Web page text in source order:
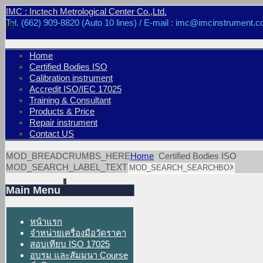
IMC : Inctech Metrological Center Co.,Ltd.
Tel. (662) 909-8820 (Auto 10 lines) / E-mail :
Home
Certified Bodies ISO
Calibration instrument
Accredit ISO/IEC 17025
Training & Consultant
Products & Price
Repair instrument
Contact US
MOD_BREADCRUMBS_HEREHome Certified Bodies ISO
MOD_SEARCH_LABEL_TEXT
Main Menu
หน้าแรก
จำหน่ายเครื่องมือวัดราคา
สอบเทียบ ISO 17025
อบรม และสัมมนา Course